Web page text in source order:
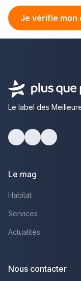
Je vérifie mon
Le label des
Le mag
Habitat
Services
Actualités
Nous contacter